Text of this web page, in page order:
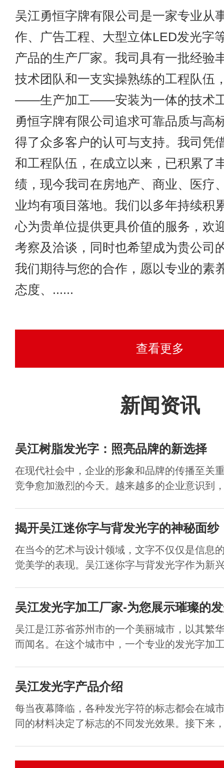
吴江勇恒字牌有限公司是一家专业从
作、广告工程、大型立体LED发光字
产品的生产厂家。我司具有一批经验
技术团队和一支实操熟练的工程队伍
——生产加工——安装为一体的技术
勇恒字牌有限公司追求可靠品质与高
得了众多客户的认可与支持。我司凭
和工程队伍，在成立以来，已积累了
绩，现今我司在房地产、商业、医疗
业均有项目落地。我们以多年持续积
心为贵单位提供更具价值的服务，欢
考察及洽谈，同时也希望成为贵公司
我们期待与您的合作，愿以专业的素
态度、......
查看更多
新闻资讯
吴江树脂发光字：照亮品牌的新选择
在现代社会中，企业的形象和品牌的传播至关
竞争愈加激烈的今天。越来越多的企业意识到
揭开吴江迷你字与背发光字的神秘面纱
在当今的艺术与设计领域，文字不仅仅是信息
觉美学的表现。吴江迷你字与背发光字作为新
吴江发光字加工厂家-为您展示璀璨的
吴江是江苏省苏州市的一个美丽城市，以其繁
而闻名。在这个城市中，一个专业的发光字加
吴江发光字产品介绍
每当夜幕降临，各种发光字符的标志都会在城
同的材料决定了标志的不同发光效果。接下来